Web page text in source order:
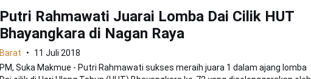
Putri Rahmawati Juarai Lomba Dai Cilik HUT
Bhayangkara di Nagan Raya
Barat
11 Juli 2018
PM, Suka Makmue - Putri Rahmawati sukses meraih juara 1 dalam ajang lomba